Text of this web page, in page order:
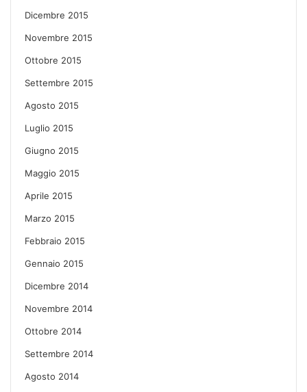
Dicembre 2015
Novembre 2015
Ottobre 2015
Settembre 2015
Agosto 2015
Luglio 2015
Giugno 2015
Maggio 2015
Aprile 2015
Marzo 2015
Febbraio 2015
Gennaio 2015
Dicembre 2014
Novembre 2014
Ottobre 2014
Settembre 2014
Agosto 2014